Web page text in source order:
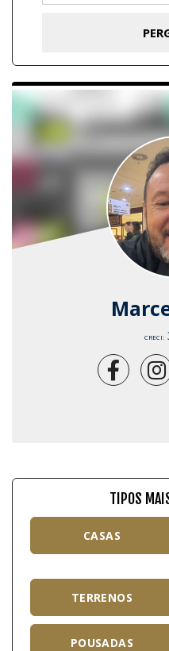
CRECI:
TIPOS
CASAS
TERRENOS
POUSADAS